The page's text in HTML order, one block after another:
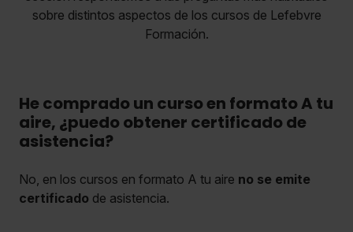
sobre distintos aspectos de los cursos de Lefebvre
Formación.
He comprado un curso en formato A tu
aire, ¿puedo obtener certificado de
asistencia?
No, en los cursos en formato A tu aire no se emite
certificado de asistencia.